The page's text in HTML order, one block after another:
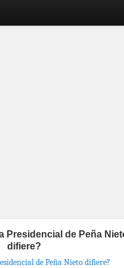
Presidencial de Peña
difiere?